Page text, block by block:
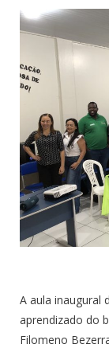
A aula inaugural
aprendizado do
Filomeno